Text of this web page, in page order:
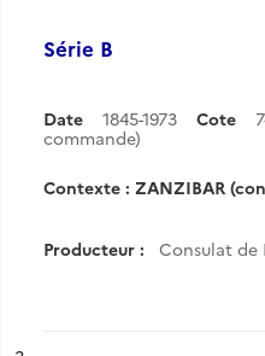
Série B
Date 1845-1973 Cote
commande)
Contexte : ZANZIBAR
Producteur : Consulat de